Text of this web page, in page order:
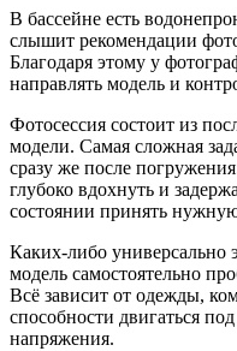
В бассейне есть
слышит рекомендации
Благодаря этому у
направлять модель и
Фотосессия состоит из
модели. Самая сложная
сразу же после
глубоко вдохнуть и
состоянии принять
Каких-либо универсально
модель самостоятельно
Всё зависит от одежды,
способности двигаться
напряжения.